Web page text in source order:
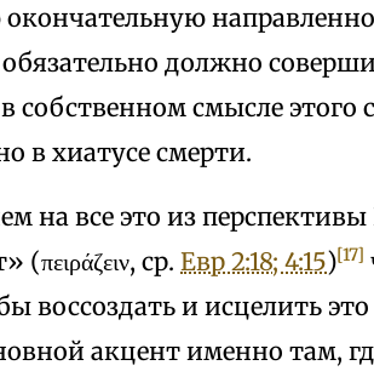
должно
собственном смысле этого
в хиатусе смерти.
на все это из перспективы
ср. Евр 2:18; 4:15)[17]
воссоздать и исцелить
акцент именно там,